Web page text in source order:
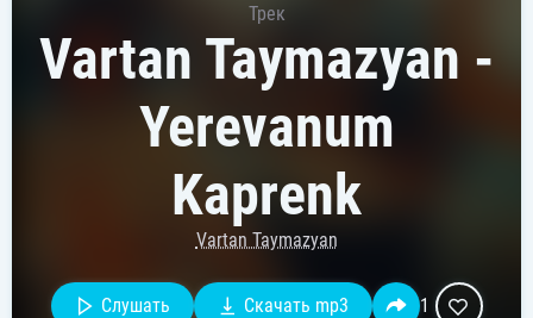
Трек
Vartan Taymazyan -
Yerevanum
Kaprenk
Vartan Taymazyan
Слушать Скачать mp3 1